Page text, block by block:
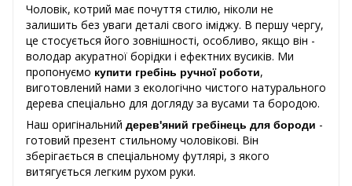
Чоловік, котрий має почуття стилю, ніколи не
залишить без уваги деталі свого іміджу. В першу чергу,
це стосується його зовнішності, особливо, якщо він -
володар акуратної борідки і ефектних вусиків. Ми
пропонуємо купити гребінь ручної роботи,
виготовлений нами з екологічно чистого натурального
дерева спеціально для догляду за вусами та бородою.
Наш оригінальний дерев'яний гребінець для бороди -
готовий презент стильному чоловікові. Він
зберігається в спеціальному футлярі, з якого
витягується легким рухом руки.